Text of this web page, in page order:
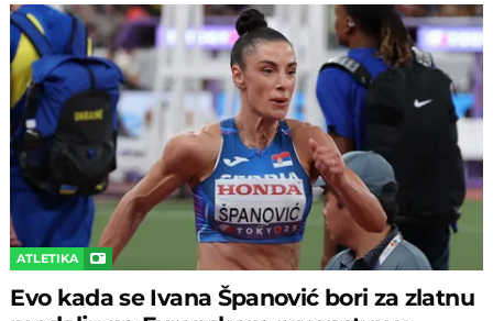
ATLETIKA
Evo kada se Ivana Španović bori za zlatnu